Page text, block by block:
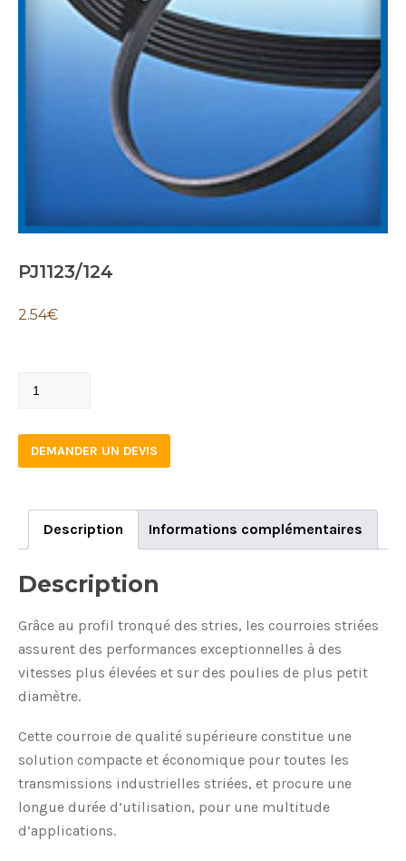
PJ1123/124
2.54€
PJ1123/124
DEMANDER UN DEVIS
Description Informations complémentaires
Description
Grâce au profil tronqué des stries, les courroies striées
assurent des performances exceptionnelles à des
vitesses plus élevées et sur des poulies de plus petit
diamètre.
Cette courroie de qualité supérieure constitue une
solution compacte et économique pour toutes les
transmissions industrielles striées, et procure une
longue durée d’utilisation, pour une multitude
d’applications.